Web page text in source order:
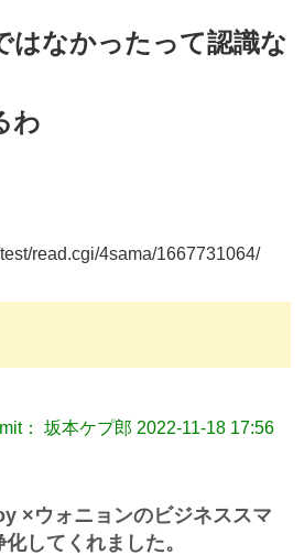
はなかったって認識な
わ
read.cgi/4sama/1667731064/
： 坂本ケプ郎 2022-11-18 17:56
×ウォニョンのビジネススマ
してくれました。